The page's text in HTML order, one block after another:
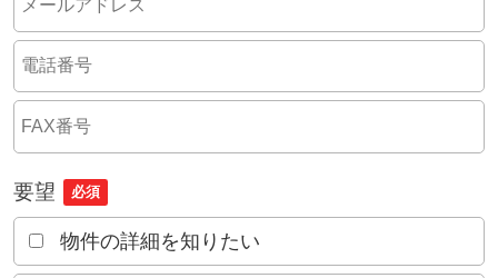
要望 必須
物件の詳細を知りたい